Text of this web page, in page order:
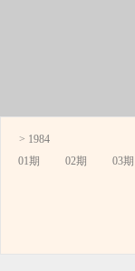
> 1984
01期
02期 03期